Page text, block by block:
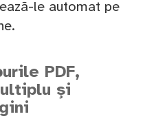
le automat pe
PDF,
și